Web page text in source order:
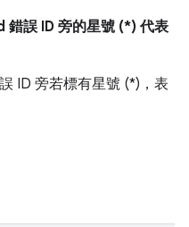
誤 ID 旁的星號 (*) 代表
ID 旁若標有星號 (*)，表